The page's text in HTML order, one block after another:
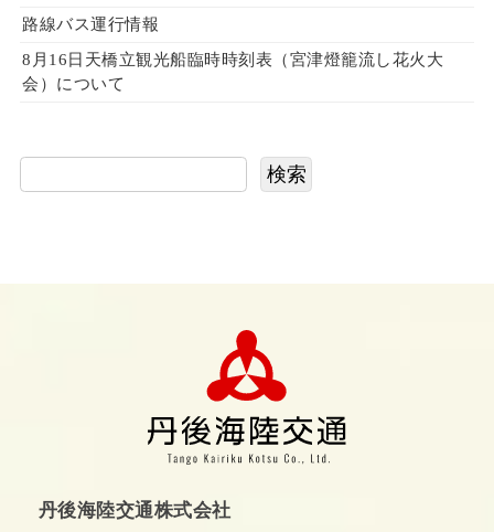
路線バス運行情報
8月16日天橋立観光船臨時時刻表（宮津燈籠流し花火大
会）について
検索
丹後海陸交通株式会社